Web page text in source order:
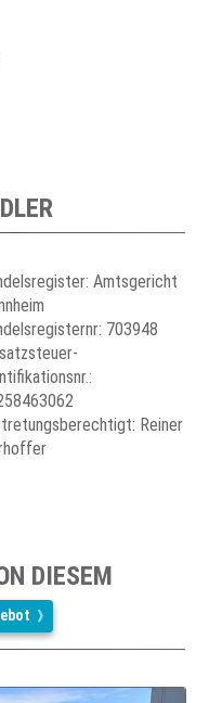
Amtsgericht
703948
Reiner
DIESEM